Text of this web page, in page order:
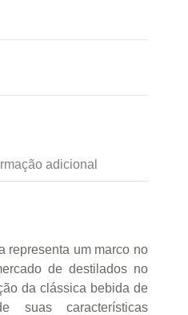
adicional
representa um marco no
de destilados no
da clássica bebida de
suas características